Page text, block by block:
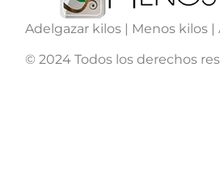
Adelgazar kilos | Menos kilos
© 2024 Todos los derechos